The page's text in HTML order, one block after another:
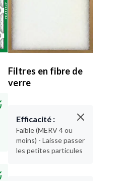
Filtres en fibre de
verre
Efficacité :
Faible (MERV 4 ou
moins) - Laisse passer
les petites particules